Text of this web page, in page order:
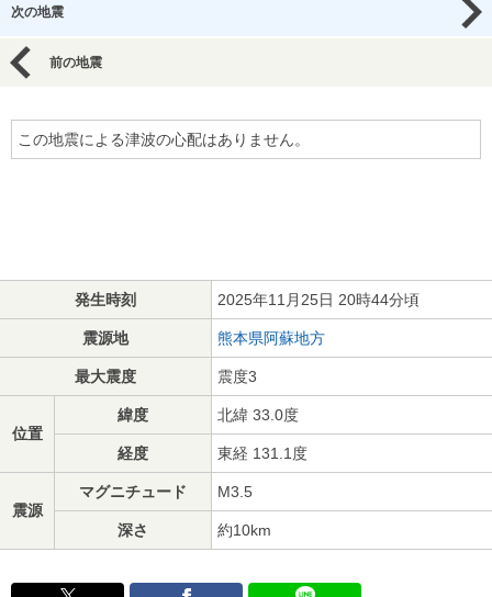
次の地震
前の地震
この地震による津波の心配はありません。
発生時刻 2025年11月25日 20時44分頃
震源地 熊本県阿蘇地方
最大震度 震度3
位置
緯度 北緯 33.0度
経度 東経 131.1度
震源
マグニチュード M3.5
深さ 約10km